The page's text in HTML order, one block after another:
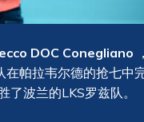
DOC Conegliano ，
在帕拉韦尔德的抢七中
波兰的LKS罗兹队。